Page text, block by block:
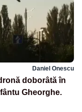
Daniel Onescu
doborâtă în
Gheorghe.